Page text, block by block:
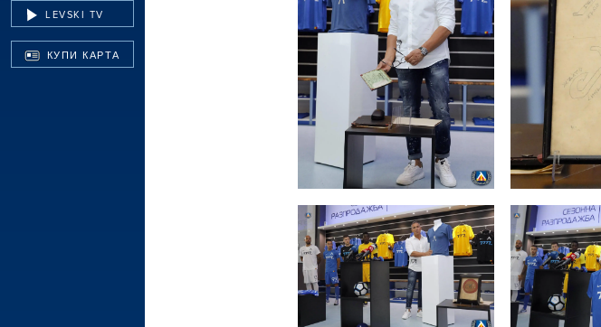
LEVSKI TV
КУПИ КАРТА